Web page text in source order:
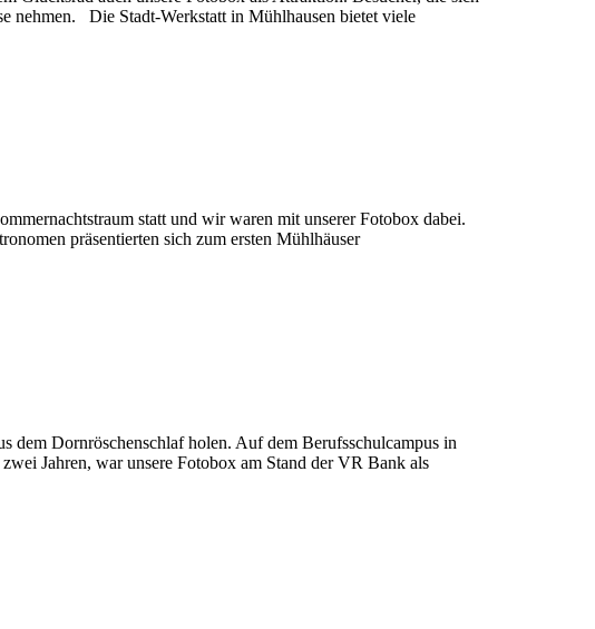
nehmen. Die Stadt-Werkstatt in Mühlhausen bietet viele
statt und wir waren mit unserer Fotobox dabei.
präsentierten sich zum ersten Mühlhäuser
dem Dornröschenschlaf holen. Auf dem Berufsschulcampus in
Jahren, war unsere Fotobox am Stand der VR Bank als